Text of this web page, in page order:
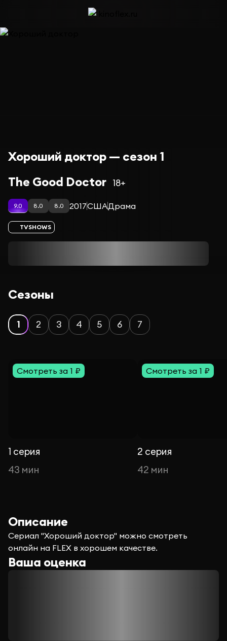
Хороший доктор — сезон 1
The Good Doctor 18+
9.0 8.0 8.0 2017СШАДрама
TVSHOWS
Сезоны
1 2 3 4 5 6 7
Смотреть за 1 ₽
1 серия
43 мин
Смотреть за 1 ₽
2 серия
42 мин
Описание
Сериал "Хороший доктор" можно смотреть
онлайн на FLEX в хорошем качестве.
Ваша оценка